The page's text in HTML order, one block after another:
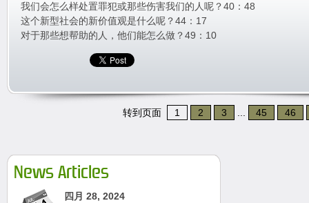
我们会怎么样处置罪犯或那些伤害我们的人呢？40：48
这个新型社会的新价值观是什么呢？44：17
对于那些想帮助的人，他们能怎么做？49：10
转到页面 1 2 3 45 46
News Articles
四月 28, 2024